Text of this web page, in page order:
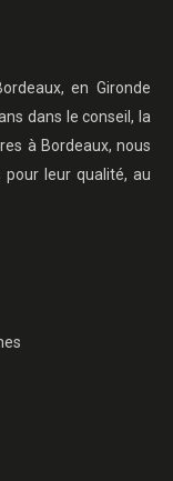
en Gironde
dans le conseil, la
à Bordeaux, nous
leur qualité, au